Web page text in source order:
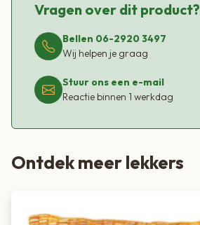
Vragen over dit product?
Bellen 06-2920 3497
Wij helpen je graag
Stuur ons een e-mail
Reactie binnen 1 werkdag
Ontdek meer lekkers